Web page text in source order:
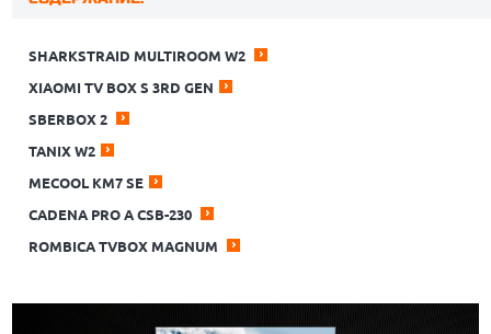
SHARKSTRAID MULTIROOM W2
XIAOMI TV BOX S 3RD GEN
SBERBOX 2
TANIX W2
MECOOL KM7 SE
CADENA PRO A CSB-230
ROMBICA TVBOX MAGNUM